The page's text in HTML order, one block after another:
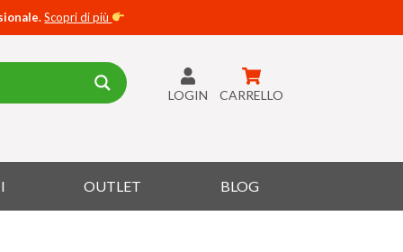
Scopri di più
LOGIN CARRELLO
OUTLET BLOG